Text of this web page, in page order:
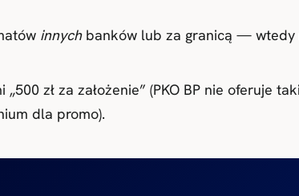
innychbanków lub za granicą — wtedy
zł za założenie” (PKO BP nie oferuje
dla promo).